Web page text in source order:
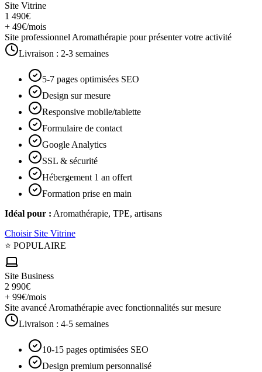
Site Vitrine
1 490€
+ 49€/mois
Site professionnel Aromathérapie pour présenter votre activité
Livraison : 2-3 semaines
5-7 pages optimisées SEO
Design sur mesure
Responsive mobile/tablette
Formulaire de contact
Google Analytics
SSL & sécurité
Hébergement 1 an offert
Formation prise en main
Idéal pour : Aromathérapie, TPE, artisans
Choisir Site Vitrine
⭐ POPULAIRE
Site Business
2 990€
+ 99€/mois
Site avancé Aromathérapie avec fonctionnalités sur mesure
Livraison : 4-5 semaines
10-15 pages optimisées SEO
Design premium personnalisé